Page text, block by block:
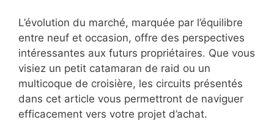
L’évolution du marché, marquée par l’équilibre
entre neuf et occasion, offre des perspectives
intéressantes aux futurs propriétaires. Que vous
visiez un petit catamaran de raid ou un
multicoque de croisière, les circuits présentés
dans cet article vous permettront de naviguer
efficacement vers votre projet d’achat.